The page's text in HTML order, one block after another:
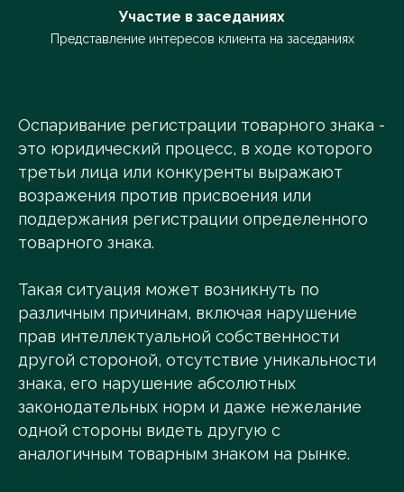
Участие в заседаниях
Представление интересов клиента на заседаниях
Оспаривание регистрации товарного знака -
это юридический процесс, в ходе которого
третьи лица или конкуренты выражают
возражения против присвоения или
поддержания регистрации определенного
товарного знака.
Такая ситуация может возникнуть по
различным причинам, включая нарушение
прав интеллектуальной собственности
другой стороной, отсутствие уникальности
знака, его нарушение абсолютных
законодательных норм и даже нежелание
одной стороны видеть другую с
аналогичным товарным знаком на рынке.